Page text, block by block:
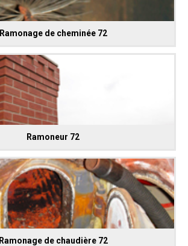
Ramonage de cheminée 72
Ramoneur 72
Ramonage de chaudière 72